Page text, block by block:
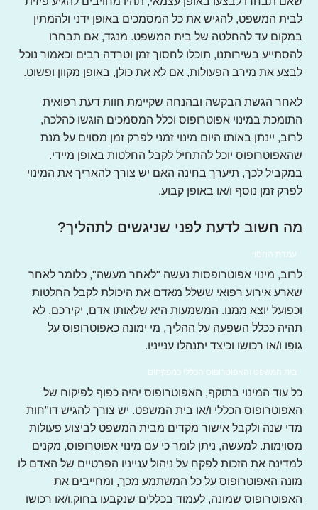
לבית המשפט, להגיש את כל המסמכים באופן ידני ולהמתין
במקום עד להחלטה של בית המשפט. מנגד, אם תבחרו
להסתייע בשירותנו, תוכלו לחסוך זמן וטרדה רבים וכאמור נוכל
לבצע את מירב הפעולות, אם לא את כולן, באופן מקוון ופשוט.
לאחר הגשת הבקשה ובהנחה שקיימת חוות דעת רפואית
התומכת במינוי אפוטרופוס וכלל המסמכים הוגשו כהלכה,
לרוב, יינתן באותו היום מינוי זמני לפרק זמן מסוים על מנת
שהאפוטרופוס יוכל להתחיל לקבל החלטות באופן מיידי.
במקביל לכך, תיערך בחינה האם יש צורך להאריך את המינוי
לפרק זמן נוסף ו/או באופן קבוע.
מה חשוב לדעת לפני שניגשים לתהליך?
עמדת החסוי
לרוב, מינוי אפוטרופסות נעשה "לאחר מעשה", כלומר לאחר
שארע אירוע רפואי ששלל מאדם את היכולת לקבל החלטות
וכפועל יוצא ממנו. המשמעות היא שלאותו אדם, יקירכם, לא
תהיה ככלל השפעה על ההליך, מי ימונה כאפוטרופוס על
גופו ו/או רכושו וכיצד יתנהלו ענייניו.
בית המשפט והאפוטרופוס הכללי כמפקחים
כל עוד המינוי בתוקף, האפוטרופוס יהיה כפוף לפיקוח של
האפוטרופוס הכללי ו/או בית המשפט. יש צורך להגיש דו"חות
מדי שנה ולקבל אישור מקדים מבית המשפט לביצוע פעולות
מסוימות. למעשה, ניתן לומר כי עם מינוי אפוטרופוס, מקנים
למדינה את הזכות לפקח על ניהול ענייניו הפרטיים של האדם לו
מונה האפוטרופוס על כל המשתמע מכך, ומחייבים את
האפוטרופוס שמונה, לעמוד בכללים שנקבעו בחוק.ו/או רכושו